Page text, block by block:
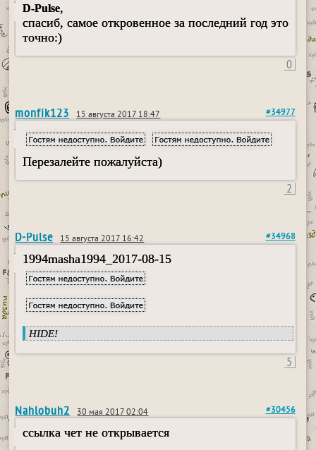
D-Pulse,
спасиб, самое откровенное за последний год это
точно:)
0
monfik123 15 августа 2017 18:47 #34977
Перезалейте пожалуйста)
2
D-Pulse 15 августа 2017 16:42 #34968
1994masha1994_2017-08-15
HIDE!
5
Nahlobuh2 30 мая 2017 02:04 #30456
ссылка чет не открывается